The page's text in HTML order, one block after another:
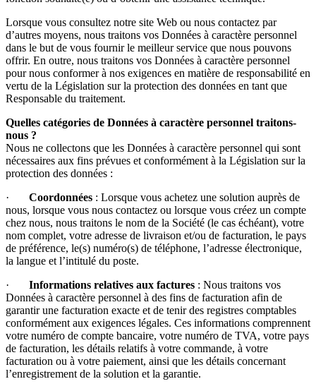
Lorsque vous consultez notre site Web ou nous contactez par
d’autres moyens, nous traitons vos Données à caractère personnel
dans le but de vous fournir le meilleur service que nous pouvons
offrir. En outre, nous traitons vos Données à caractère personnel
pour nous conformer à nos exigences en matière de responsabilité en
vertu de la Législation sur la protection des données en tant que
Responsable du traitement.
Quelles catégories de Données à caractère personnel traitons-
nous ?
Nous ne collectons que les Données à caractère personnel qui sont
nécessaires aux fins prévues et conformément à la Législation sur la
protection des données :
· Coordonnées : Lorsque vous achetez une solution auprès de
nous, lorsque vous nous contactez ou lorsque vous créez un compte
chez nous, nous traitons le nom de la Société (le cas échéant), votre
nom complet, votre adresse de livraison et/ou de facturation, le pays
de préférence, le(s) numéro(s) de téléphone, l’adresse électronique,
la langue et l’intitulé du poste.
· Informations relatives aux factures : Nous traitons vos
Données à caractère personnel à des fins de facturation afin de
garantir une facturation exacte et de tenir des registres comptables
conformément aux exigences légales. Ces informations comprennent
votre numéro de compte bancaire, votre numéro de TVA, votre pays
de facturation, les détails relatifs à votre commande, à votre
facturation ou à votre paiement, ainsi que les détails concernant
l’enregistrement de la solution et la garantie.